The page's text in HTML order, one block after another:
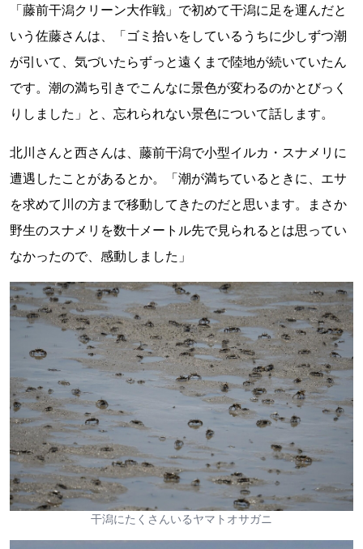
「藤前干潟クリーン大作戦」で初めて干潟に足を運んだと
いう佐藤さんは、「ゴミ拾いをしているうちに少しずつ潮
が引いて、気づいたらずっと遠くまで陸地が続いていたん
です。潮の満ち引きでこんなに景色が変わるのかとびっく
りしました」と、忘れられない景色について話します。
北川さんと西さんは、藤前干潟で小型イルカ・スナメリに
遭遇したことがあるとか。「潮が満ちているときに、エサ
を求めて川の方まで移動してきたのだと思います。まさか
野生のスナメリを数十メートル先で見られるとは思ってい
なかったので、感動しました」
干潟にたくさんいるヤマトオサガニ